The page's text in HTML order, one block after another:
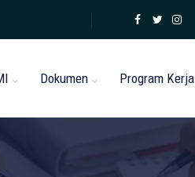
Dokumen Program Kerja